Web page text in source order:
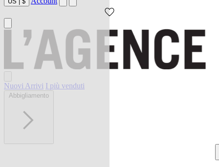
Nuovi Arrivi I più venduti
Abbigliamento